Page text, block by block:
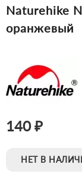
Naturehike
оранжевый
140 ₽
НЕТ В